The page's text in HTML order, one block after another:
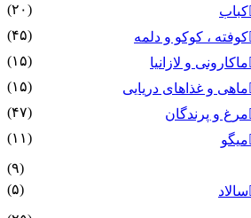
کباب
(۲۰)
کوفته ، کوکو و دلمه
(۴۵)
ماکارونی و لازانیا
(۱۵)
ماهی و غذاهای دریایی
(۱۵)
مرغ و پرندگان
(۴۷)
میگو
(۱۱)
(۹)
سالاد
(۵)